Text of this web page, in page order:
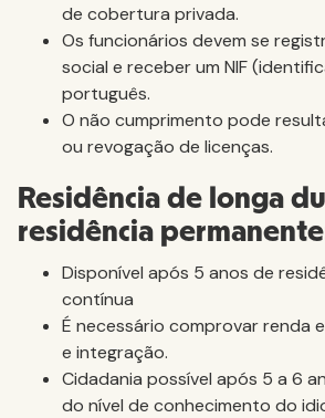
de cobertura privada.
Os funcionários devem se
social e receber um NIF
português.
O não cumprimento pode
ou revogação de licenças.
Residência de longa
residência
Disponível após 5 anos de
contínua
É necessário comprovar renda
e integração.
Cidadania possível após 5 a 6
do nível de conhecimento do